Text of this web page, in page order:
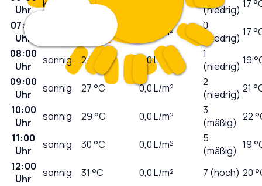
Uhr
klar 23°C
(niedrig) 17
07:00
Uhr
L/m²
0
(niedrig) 17
08:00
Uhr
sonnig 24 °C 0,0L/m²
1
(niedrig) 19
09:00
Uhr
sonnig 27°C 0,0L/m²
2
(niedrig) 21
10:00
Uhr
sonnig 29°C 0,0L/m²
3
(mäßig) 22
11:00
Uhr
sonnig 30°C 0,0L/m²
5
(mäßig) 19
12:00
Uhr
sonnig 31 °C 0,0L/m² 7 (hoch) 20